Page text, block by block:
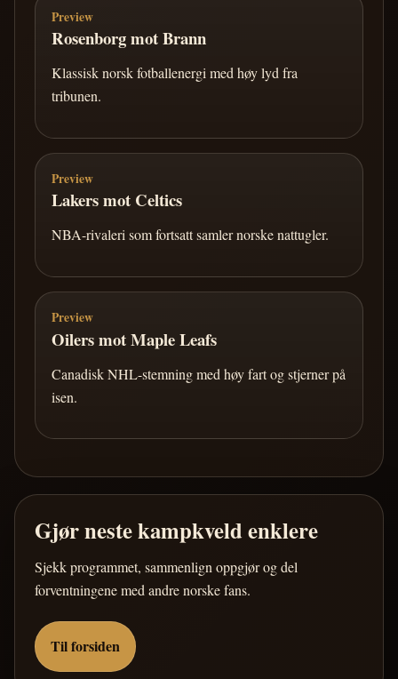
Preview
Rosenborg mot Brann
Klassisk norsk fotballenergi med høy lyd fra
tribunen.
Preview
Lakers mot Celtics
NBA-rivaleri som fortsatt samler norske nattugler.
Preview
Oilers mot Maple Leafs
Canadisk NHL-stemning med høy fart og stjerner på
isen.
Gjør neste kampkveld enklere
Sjekk programmet, sammenlign oppgjør og del
forventningene med andre norske fans.
Til forsiden